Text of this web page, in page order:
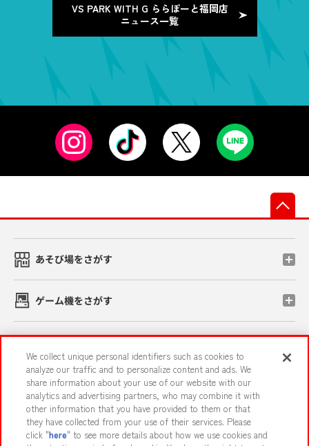
VS PARK WITH G ららぽーと福岡店
ニュース一覧
あそび場をさがす
ゲーム機をさがす
イベント・キャンペーン
We collect unique personal identifiers such as cookies to
analyze our traffic and to personalize content and ads. We
share information about your use of our website with our
analytics and advertising partners, who may combine it with
other information that you have provided to them or that
they have collected from your use of their services. Please
click "here" to see more details about how we use cookies and